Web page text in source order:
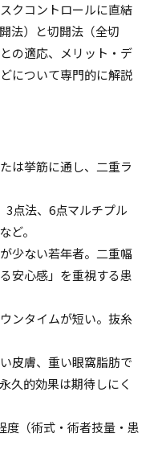
クコントロールに直結
法）と切開法（全切
の適応、メリット・デ
について専門的に解説
は挙筋に通し、二重ラ
3点法、6点マルチプル
ど。
少ない若年者。二重幅
安心感」を重視する患
ンタイムが短い。抜糸
皮膚、重い眼窩脂肪で
久的効果は期待しにく
度（術式・術者技量・患